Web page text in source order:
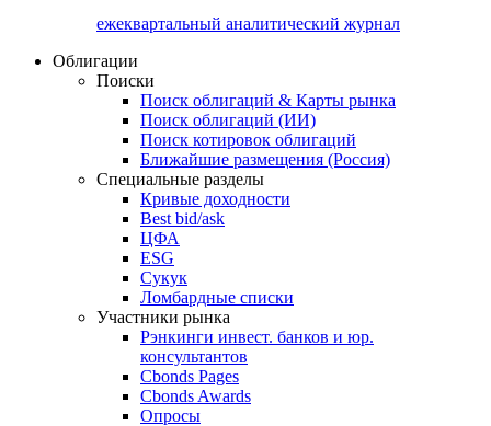
ежеквартальный аналитический журнал
Облигации
Поиски
Поиск облигаций & Карты рынка
Поиск облигаций (ИИ)
Поиск котировок облигаций
Ближайшие размещения (Россия)
Специальные разделы
Кривые доходности
Best bid/ask
ЦФА
ESG
Сукук
Ломбардные списки
Участники рынка
Рэнкинги инвест. банков и юр.
консультантов
Cbonds Pages
Cbonds Awards
Опросы